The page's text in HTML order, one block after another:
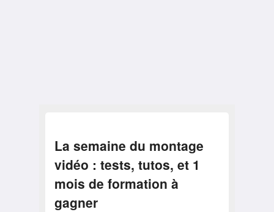
La semaine du montage
vidéo : tests, tutos, et 1
mois de formation à
gagner